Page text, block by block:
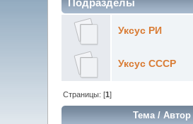
Уксус РИ
Уксус СССР
Страницы: [1]
Тема/Автор